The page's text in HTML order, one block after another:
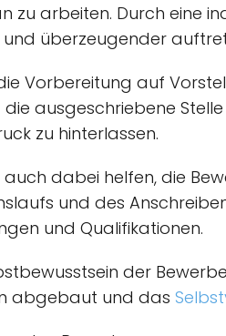
zu arbeiten. Durch eine
überzeugender
Vorbereitung auf
ausgeschriebene
zu hinterlassen.
dabei helfen, die
und des
und Qualifikationen.
der
abgebaut und das